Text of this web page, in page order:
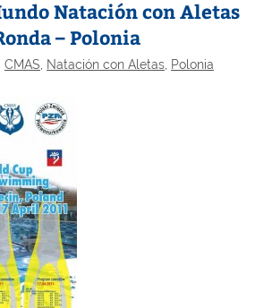
Natación con Aletas
– Polonia
CMAS, Natación con Aletas, Polonia